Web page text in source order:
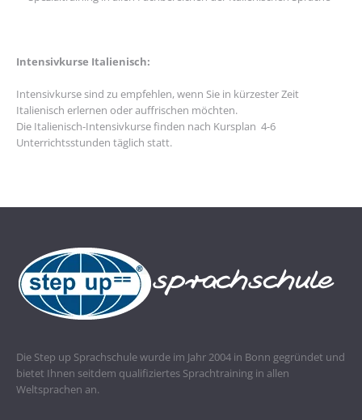
Intensivkurse Italienisch:
Intensivkurse sind zu empfehlen, wenn Sie in kürzester Zeit
Italienisch erlernen oder auffrischen möchten.
Die Italienisch-Intensivkurse finden nach Kursplan 4-6
Unterrichtsstunden täglich statt.
Die Step up Sprachschule wurde im Jahr 2004 in Bonn gegründet und
bietet Ihnen seitdem qualifiziertes Sprachtraining in allen
Weltsprachen an.